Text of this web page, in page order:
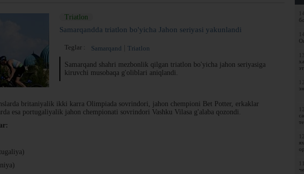
Triatlon
Samarqandda triatlon bo'yicha Jahon seriyasi yakunlandi
Teglar : Samarqand Triatlon
Samarqand shahri mezbonlik qilgan triatlon bo'yicha jahon seriyasiga
kiruvchi musobaqa g'oliblari aniqlandi.
britaniyalik ikki karra Olimpiada sovrindori, jahon chempioni Bet Potter, erkaklar
esa portugaliyalik jahon chempionati sovrindori Vashku Vilasa g'alaba qozondi.